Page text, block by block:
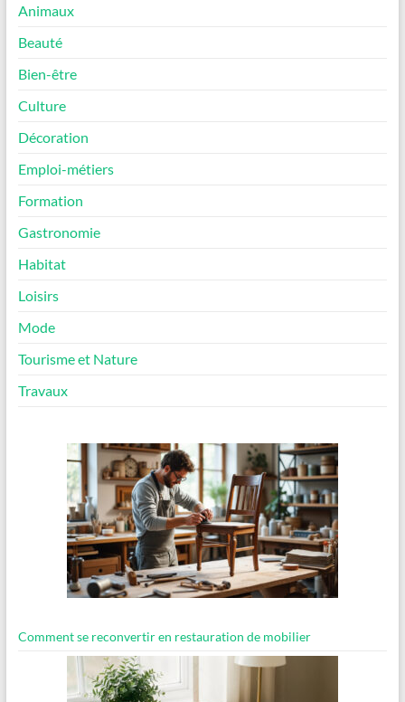
Animaux
Beauté
Bien-être
Culture
Décoration
Emploi-métiers
Formation
Gastronomie
Habitat
Loisirs
Mode
Tourisme et Nature
Travaux
Comment se reconvertir en restauration de mobilier